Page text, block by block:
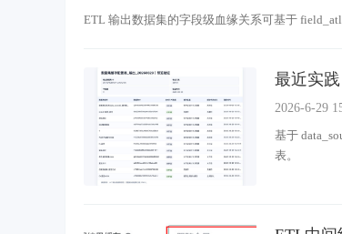
ETL 输出数据集的字段级血缘关系可基于
最近实
2026-6-29
基于
表。